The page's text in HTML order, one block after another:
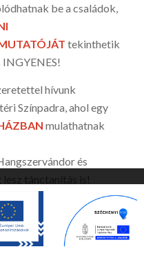
be a családok,
tekinthetik
hívunk
Színpadra, ahol egy
mulathatnak
és
böngészésének folytatásával
használatát.
Beállítások